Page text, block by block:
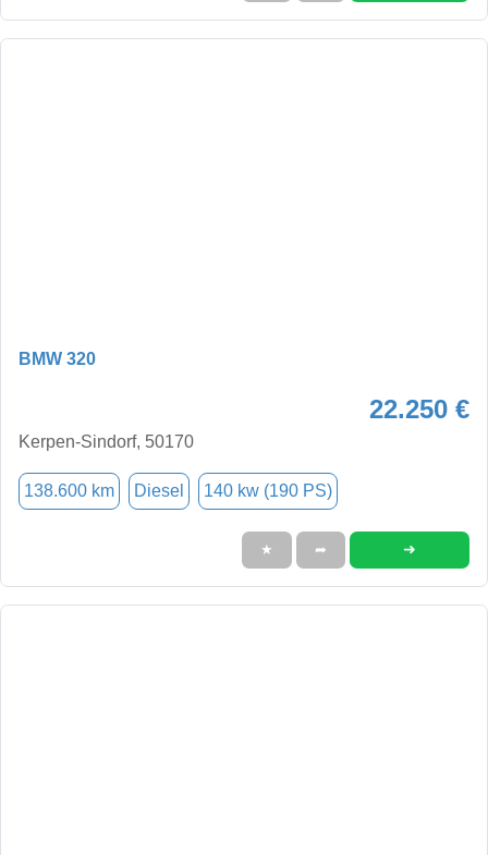
BMW 320
22.250 €
Kerpen-Sindorf, 50170
138.600 km Diesel 140 kw (190 PS)
★ ➦ ➜